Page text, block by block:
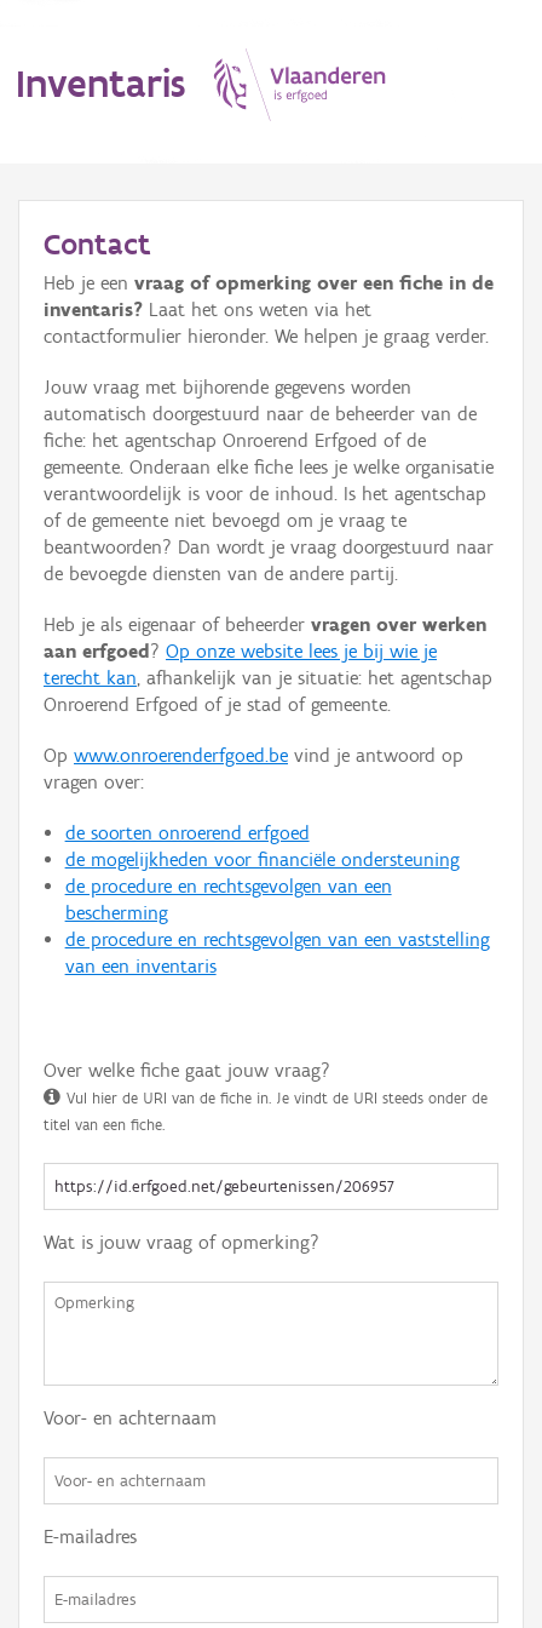
Inventaris
Erfgoedobject
Aanduidingsobject
Waarneming
Thema
Gebeurtenis
Persoon of collectief
Hergebruik
Aanmelden
Contact
Heb je een vraag of opmerking over een fiche in de
inventaris? Laat het ons weten via het
contactformulier hieronder. We helpen je graag verder.
Jouw vraag met bijhorende gegevens worden
automatisch doorgestuurd naar de beheerder van de
fiche: het agentschap Onroerend Erfgoed of de
gemeente. Onderaan elke fiche lees je welke organisatie
verantwoordelijk is voor de inhoud. Is het agentschap
of de gemeente niet bevoegd om je vraag te
beantwoorden? Dan wordt je vraag doorgestuurd naar
de bevoegde diensten van de andere partij.
Heb je als eigenaar of beheerder vragen over werken
aan erfgoed ? Op onze website lees je bij wie je
terecht kan, afhankelijk van je situatie: het agentschap
Onroerend Erfgoed of je stad of gemeente.
Op www.onroerenderfgoed.be vind je antwoord op
vragen over:
de soorten onroerend erfgoed
de mogelijkheden voor financiële ondersteuning
de procedure en rechtsgevolgen van een
bescherming
de procedure en rechtsgevolgen van een vaststelling
van een inventaris
Over welke fiche gaat jouw vraag?
Vul hier de URI van de fiche in. Je vindt de URI steeds onder de
titel van een fiche.
Wat is jouw vraag of opmerking?
Voor- en achternaam
E-mailadres